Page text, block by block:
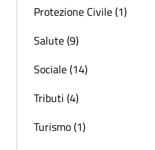
Protezione Civile (1)
Salute (9)
Sociale (14)
Tributi (4)
Turismo (1)